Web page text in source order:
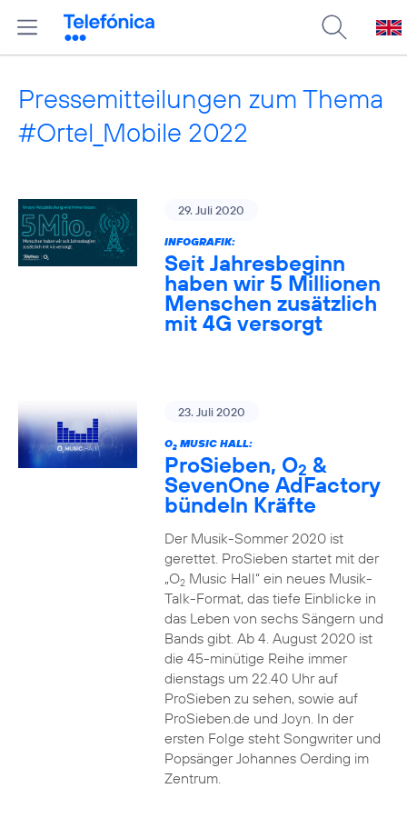
Pressemitteilungen zum Thema
#Ortel_Mobile 2022
29. Juli 2020
INFOGRAFIK:
Seit Jahresbeginn
haben wir 5 Millionen
Menschen zusätzlich
mit 4G versorgt
23. Juli 2020
O2MUSIC HALL:
ProSieben, O2 &
SevenOne AdFactory
bündeln Kräfte
Der Musik-Sommer 2020 ist
gerettet. ProSieben startet mit der
„O2Music Hall“ ein neues Musik-
Talk-Format, das tiefe Einblicke in
das Leben von sechs Sängern und
Bands gibt. Ab 4. August 2020 ist
die 45-minütige Reihe immer
dienstags um 22.40 Uhr auf
ProSieben zu sehen, sowie auf
ProSieben.de und Joyn. In der
ersten Folge steht Songwriter und
Popsänger Johannes Oerding im
Zentrum.